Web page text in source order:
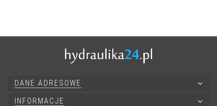
DANE ADRESOWE
INFORMACJE